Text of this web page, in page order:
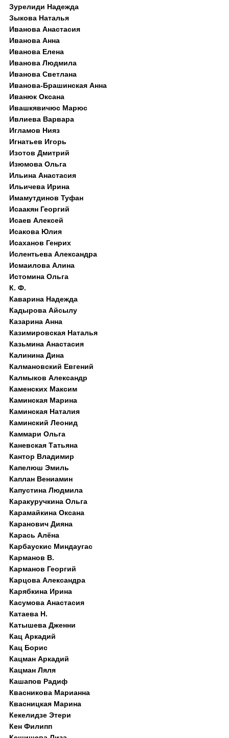
Зурелиди Надежда
Зыкова Наталья
Иванова Анастасия
Иванова Анна
Иванова Елена
Иванова Людмила
Иванова Светлана
Иванова-Брашинская Анна
Иванюк Оксана
Ивашкявичюс Марюс
Ивлиева Варвара
Игламов Нияз
Игнатьев Игорь
Изотов Дмитрий
Изюмова Ольга
Ильина Анастасия
Ильичева Ирина
Имамутдинов Туфан
Исаакян Георгий
Исаев Алексей
Исакова Юлия
Исаханов Генрих
Ислентьева Александра
Исмаилова Алина
Истомина Ольга
К. Ф.
Каварина Надежда
Кадырова Айсылу
Казарина Анна
Казимировская Наталья
Казьмина Анастасия
Калинина Дина
Калмановский Евгений
Калмыков Александр
Каменских Максим
Каминская Марина
Каминская Наталия
Каминский Леонид
Каммари Ольга
Каневская Татьяна
Кантор Владимир
Капелюш Эмиль
Каплан Вениамин
Капустина Людмила
Каракуручкина Ольга
Карамайкина Оксана
Каранович Дияна
Карась Алёна
Карбаускис Миндаугас
Карманов В.
Карманов Георгий
Карцова Александра
Карябкина Ирина
Касумова Анастасия
Катаева Н.
Катышева Дженни
Кац Аркадий
Кац Борис
Кацман Аркадий
Кацман Ляля
Кашапов Радиф
Квасникова Марианна
Квасницкая Марина
Кекелидзе Этери
Кен Филипп